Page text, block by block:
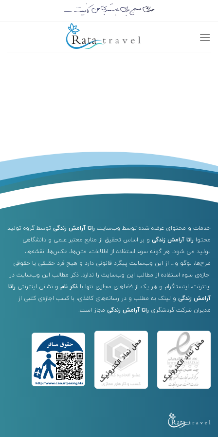
خدمات و محتوای عرضه شده توسط وب‌سایت راتا آرامش زندگی توسط گروه تولید
محتوا راتا آرامش زندگی و بر اساس تحقیق از منابع معتبر علمی و دانشگاهی
تولید می شود. هر گونه سوء استفاده از اطلاعات، متن‌ها، عکس‌ها، نقشه‌ها،
طرح‌ها، لوگو و… از این وب‌سایت پیگرد قانونی دارد و هیچ فرد حقیقی یا حقوقی
اجازه‌ی سوء استفاده از مطالب این وب‌سایت را ندارد. ذکر مطالب این وب‌سایت در
اینترنت، اینستاگرام و هر یک از فضاهای مجازی تنها با ذکر نام و نشانی اینترنتی راتا
آرامش زندگی و لینک به مطلب و در رسانه‌های کاغذی، با کسب اجازه‌ی کتبی از
مدیران شرکت گردشگری راتا آرامش زندگی مجاز است.